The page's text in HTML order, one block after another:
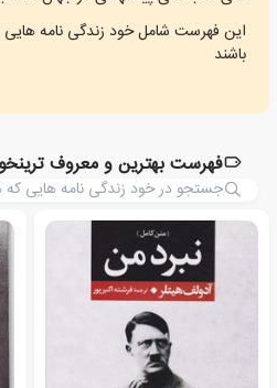
این فهرست شامل خود زندگی نامه
باشند
فهرست بهترین و معروف